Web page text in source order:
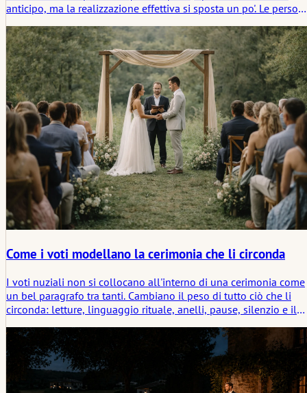
anticipo, ma la realizzazione effettiva si sposta un po'. Le
ciò che è stato scritto. Questo è previsto, anche se nessuno lo
dice ad alta voce.
Come i voti modellano la cerimonia che li circonda
I voti nuziali non si collocano all'interno di una cerimonia come
un bel paragrafo tra tanti. Cambiano il peso di tutto ciò che li
circonda: letture, linguaggio rituale, anelli, pause, silenzio e il
si collocano in una cerimonia libera, come interagiscono con la
struttura e perché il fidanzamento cambia già il modo in cui le
coppie si relazionano a ciò che verrà poi pronunciato ad alta
voce.